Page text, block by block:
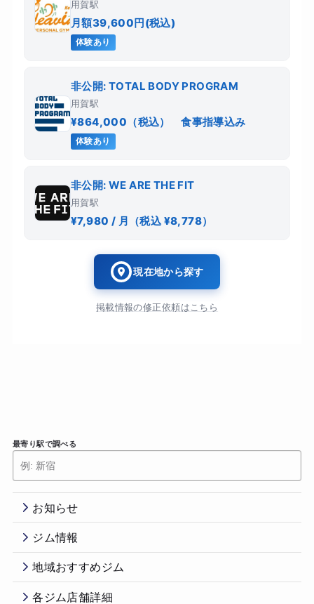
用賀駅
月額39,600円(税込)
体験あり
非公開: TOTAL BODY PROGRAM
用賀駅
¥864,000（税込） 食事指導込み
体験あり
非公開: WE ARE THE FIT
用賀駅
¥7,980 / 月（税込 ¥8,778）
現在地から探す
掲載情報の修正依頼はこちら
最寄り駅で調べる
お知らせ
ジム情報
地域おすすめジム
各ジム店舗詳細